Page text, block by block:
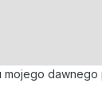
dawnego